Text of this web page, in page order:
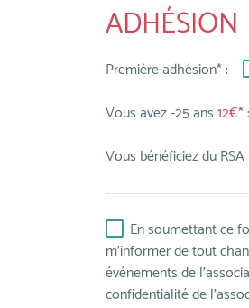
ADHÉSION
Première adhésion* :
Vous avez -25 ans12€* :
Vous bénéficiez du RSA
En soumettant ce
m’informer de tout
événements de
confidentialité de